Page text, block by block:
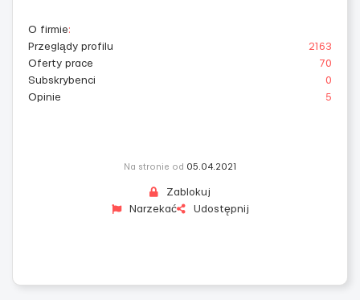
O firmie:
Przeglądy profilu
2163
Oferty prace
70
Subskrybenci
0
Opinie
5
Na stronie od 05.04.2021
Zablokuj
Narzekać
Udostępnij